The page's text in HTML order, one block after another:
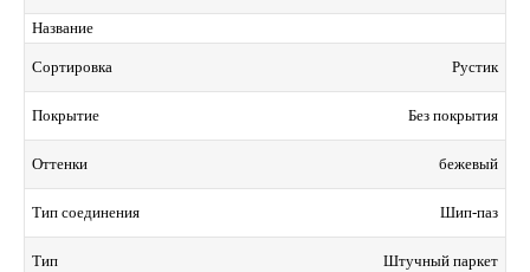
Название
Сортировка Рустик
Покрытие Без покрытия
Оттенки бежевый
Тип соединения Шип-паз
Тип Штучный паркет